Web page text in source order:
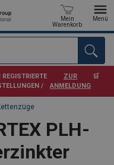
Mein
Warenkorb
Menü
/
ZUR
ANMELDUNG
🛒
PLH-